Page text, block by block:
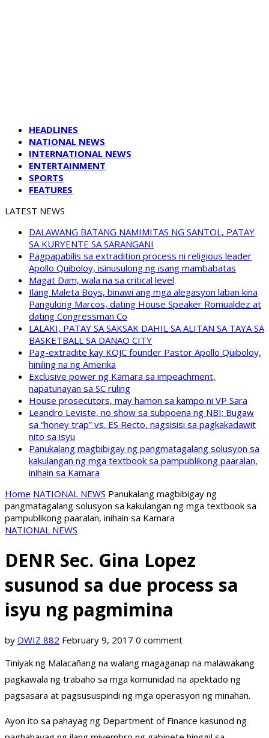
HEADLINES
NATIONAL NEWS
INTERNATIONAL NEWS
ENTERTAINMENT
SPORTS
FEATURES
LATEST NEWS
DALAWANG BATANG NAMIMITAS NG SANTOL, PATAY
SA KURYENTE SA SARANGANI
Pagpapabilis sa extradition process ni religious leader
Apollo Quiboloy, isinusulong ng isang mambabatas
Magat Dam, wala na sa critical level
Ilang Maleta Boys, binawi ang mga alegasyon laban kina
Pangulong Marcos, dating House Speaker Romualdez at
dating Congressman Co
LALAKI, PATAY SA SAKSAK DAHIL SA ALITAN SA TAYA SA
BASKETBALL SA DANAO CITY
Pag-extradite kay KOJC founder Pastor Apollo Quiboloy,
hiniling na ng Amerika
Exclusive power ng Kamara sa impeachment,
napatunayan sa SC ruling
House prosecutors, may hamon sa kampo ni VP Sara
Leandro Leviste, no show sa subpoena ng NBI; Bugaw
sa “honey trap” vs. ES Recto, nagsisisi sa pagkakadawit
nito sa isyu
Panukalang magbibigay ng pangmatagalang solusyon sa
kakulangan ng mga textbook sa pampublikong paaralan,
inihain sa Kamara
Home NATIONAL NEWS Panukalang magbibigay ng
pangmatagalang solusyon sa kakulangan ng mga textbook sa
pampublikong paaralan, inihain sa Kamara
NATIONAL NEWS
DENR Sec. Gina Lopez
susunod sa due process sa
isyu ng pagmimina
by DWIZ 882 February 9, 2017 0 comment
Tiniyak ng Malacañang na walang magaganap na malawakang
pagkawala ng trabaho sa mga komunidad na apektado ng
pagsasara at pagsususpindi ng mga operasyon ng minahan.
Ayon ito sa pahayag ng Department of Finance kasunod ng